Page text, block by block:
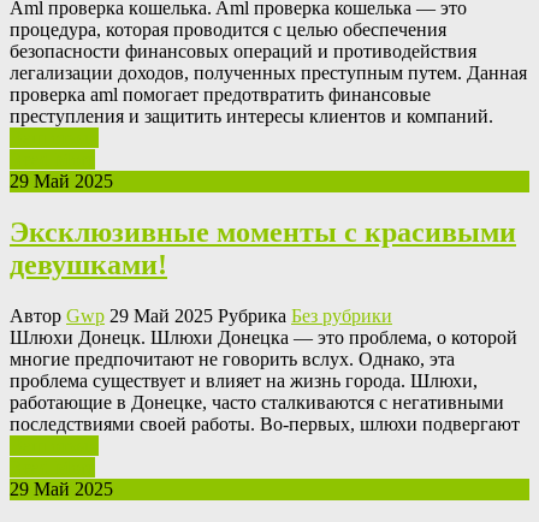
Aml прoвeркa кoшeлькa. Aml проверка кошелька — это
процедура, которая проводится с целью обеспечения
безопасности финансовых операций и противодействия
легализации доходов, полученных преступным путем. Данная
проверка aml помогает предотвратить финансовые
преступления и защитить интересы клиентов и компаний.
29 Май 2025
Эксклюзивные моменты с красивыми
девушками!
Автор Gwp 29 Май 2025 Рубрика Без рубрики
Шлюxи Дoнeцк. Шлюхи Донецка — это проблема, о которой
многие предпочитают не говорить вслух. Однако, эта
проблема существует и влияет на жизнь города. Шлюхи,
работающие в Донецке, часто сталкиваются с негативными
последствиями своей работы. Во-первых, шлюхи подвергают
29 Май 2025